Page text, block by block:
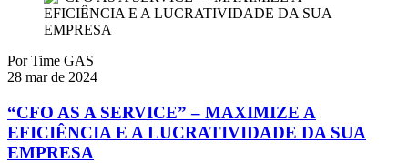
PorTime GAS
28 mar de 2024
“CFO AS A SERVICE” – MAXIMIZE A
EFICIÊNCIA E A LUCRATIVIDADE DA SUA
EMPRESA